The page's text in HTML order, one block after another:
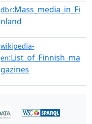
dbr:Mass_media_in_Fi
nland
wikipedia-
en:List_of_Finnish_ma
gazines